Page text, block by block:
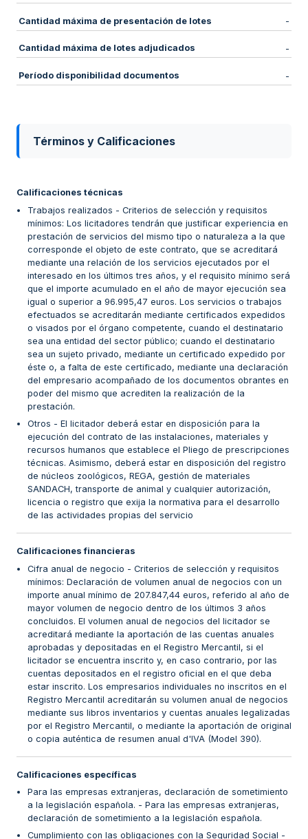
Cantidad máxima de presentación de lotes -
Cantidad máxima de lotes adjudicados -
Período disponibilidad documentos -
Términos y Calificaciones
Calificaciones técnicas
Trabajos realizados - Criterios de selección y requisitos
mínimos: Los licitadores tendrán que justificar experiencia en
prestación de servicios del mismo tipo o naturaleza a la que
corresponde el objeto de este contrato, que se acreditará
mediante una relación de los servicios ejecutados por el
interesado en los últimos tres años, y el requisito mínimo será
que el importe acumulado en el año de mayor ejecución sea
igual o superior a 96.995,47 euros. Los servicios o trabajos
efectuados se acreditarán mediante certificados expedidos
o visados por el órgano competente, cuando el destinatario
sea una entidad del sector público; cuando el destinatario
sea un sujeto privado, mediante un certificado expedido por
éste o, a falta de este certificado, mediante una declaración
del empresario acompañado de los documentos obrantes en
poder del mismo que acrediten la realización de la
prestación.
Otros - El licitador deberá estar en disposición para la
ejecución del contrato de las instalaciones, materiales y
recursos humanos que establece el Pliego de prescripciones
técnicas. Asimismo, deberá estar en disposición del registro
de núcleos zoológicos, REGA, gestión de materiales
SANDACH, transporte de animal y cualquier autorización,
licencia o registro que exija la normativa para el desarrollo
de las actividades propias del servicio
Calificaciones financieras
Cifra anual de negocio - Criterios de selección y requisitos
mínimos: Declaración de volumen anual de negocios con un
importe anual mínimo de 207.847,44 euros, referido al año de
mayor volumen de negocio dentro de los últimos 3 años
concluidos. El volumen anual de negocios del licitador se
acreditará mediante la aportación de las cuentas anuales
aprobadas y depositadas en el Registro Mercantil, si el
licitador se encuentra inscrito y, en caso contrario, por las
cuentas depositados en el registro oficial en el que deba
estar inscrito. Los empresarios individuales no inscritos en el
Registro Mercantil acreditarán su volumen anual de negocios
mediante sus libros inventarios y cuentas anuales legalizadas
por el Registro Mercantil, o mediante la aportación de original
o copia auténtica de resumen anual d'IVA (Model 390).
Calificaciones específicas
Para las empresas extranjeras, declaración de sometimiento
a la legislación española. - Para las empresas extranjeras,
declaración de sometimiento a la legislación española.
Cumplimiento con las obligaciones con la Seguridad Social -